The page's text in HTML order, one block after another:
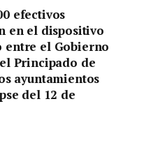
efectivos
en el dispositivo
entre el Gobierno
Principado de
ayuntamientos
del 12 de